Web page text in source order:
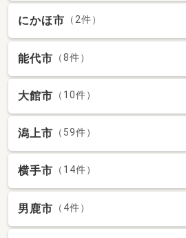
にかほ市 （2件）
能代市 （8件）
大館市 （10件）
潟上市 （59件）
横手市 （14件）
男鹿市 （4件）